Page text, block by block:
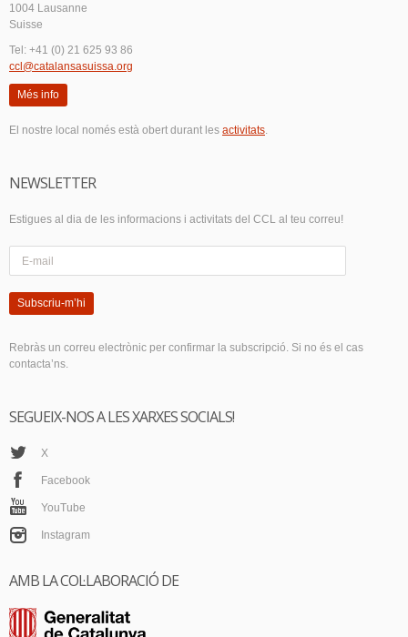
1004 Lausanne
Suisse
Tel: +41 (0) 21 625 93 86
ccl@catalansasuissa.org
Més info
El nostre local només està obert durant les activitats.
NEWSLETTER
Estigues al dia de les informacions i activitats del CCL al teu correu!
Subscriu-m’hi
Rebràs un correu electrònic per confirmar la subscripció. Si no és el cas
contacta’ns.
SEGUEIX-NOS A LES XARXES SOCIALS!
X
Facebook
YouTube
Instagram
AMB LA COL·LABORACIÓ DE